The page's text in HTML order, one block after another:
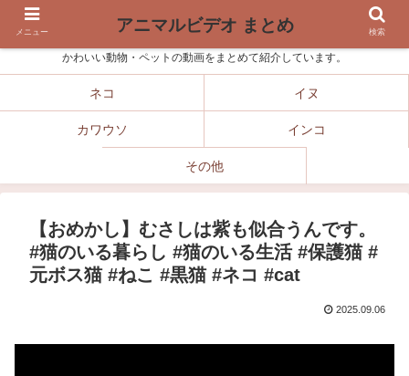
かわいい動物・ペットの動画をまとめて紹介しています。
ネコ イヌ
カワウソ インコ
その他
【おめかし】むさしは紫も似合うんです。
#猫のいる暮らし #猫のいる生活 #保護猫 #
元ボス猫 #ねこ #黒猫 #ネコ #cat
2025.09.06
メニュー アニマルビデオ まとめ 検索